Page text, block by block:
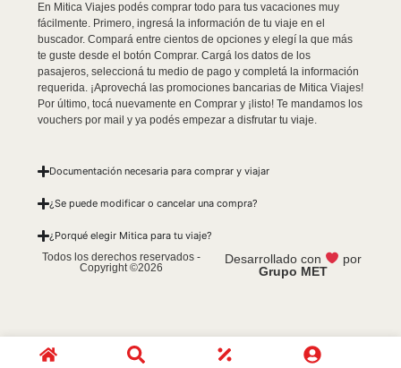
En Mitica Viajes podés comprar todo para tus vacaciones muy
fácilmente. Primero, ingresá la información de tu viaje en el
buscador. Compará entre cientos de opciones y elegí la que más
te guste desde el botón Comprar. Cargá los datos de los
pasajeros, seleccioná tu medio de pago y completá la información
requerida. ¡Aprovechá las promociones bancarias de Mitica Viajes!
Por último, tocá nuevamente en Comprar y ¡listo! Te mandamos los
vouchers por mail y ya podés empezar a disfrutar tu viaje.
Documentación necesaria para comprar y viajar
¿Se puede modificar o cancelar una compra?
¿Porqué elegir Mitica para tu viaje?
Todos los derechos reservados -
Copyright ©2026
Desarrollado con
por
Grupo MET